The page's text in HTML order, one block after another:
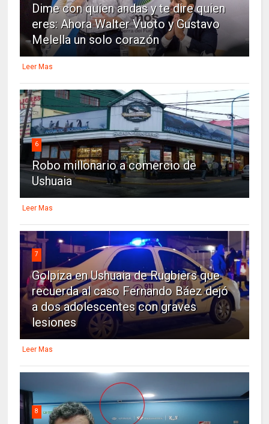
Dime con quien andas y te dire quien
eres: Ahora Walter Vuoto y Gustavo
Melella un solo corazón
Leer Mas
6
Robo millonario a comercio de
Ushuaia
Leer Mas
7
Golpiza en Ushuaia de Rugbiers que
recuerda al caso Fernando Báez dejó
a dos adolescentes con graves
lesiones
Leer Mas
8